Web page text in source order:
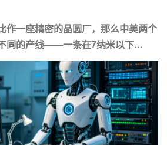
作一座精密的晶圆厂，那么中美两个
同的产线——一条在7纳米以下...